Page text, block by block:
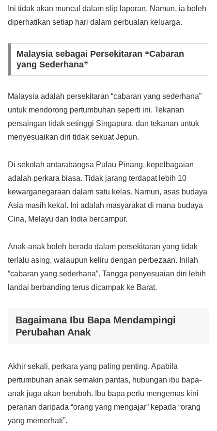
Ini tidak akan muncul dalam slip laporan. Namun, ia boleh
diperhatikan setiap hari dalam perbualan keluarga.
Malaysia sebagai Persekitaran “Cabaran
yang Sederhana”
Malaysia adalah persekitaran “cabaran yang sederhana”
untuk mendorong pertumbuhan seperti ini. Tekanan
persaingan tidak setinggi Singapura, dan tekanan untuk
menyesuaikan diri tidak sekuat Jepun.
Di sekolah antarabangsa Pulau Pinang, kepelbagaian
adalah perkara biasa. Tidak jarang terdapat lebih 10
kewarganegaraan dalam satu kelas. Namun, asas budaya
Asia masih kekal. Ini adalah masyarakat di mana budaya
Cina, Melayu dan India bercampur.
Anak-anak boleh berada dalam persekitaran yang tidak
terlalu asing, walaupun keliru dengan perbezaan. Inilah
“cabaran yang sederhana”. Tangga penyesuaian diri lebih
landai berbanding terus dicampak ke Barat.
Bagaimana Ibu Bapa Mendampingi
Perubahan Anak
Akhir sekali, perkara yang paling penting. Apabila
pertumbuhan anak semakin pantas, hubungan ibu bapa-
anak juga akan berubah. Ibu bapa perlu mengemas kini
peranan daripada “orang yang mengajar” kepada “orang
yang memerhati”.